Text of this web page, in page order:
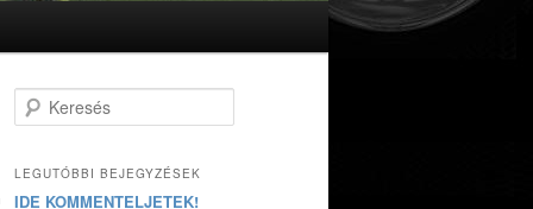
Keresés
LEGUTÓBBI BEJEGYZÉSEK
IDE KOMMENTELJETEK!